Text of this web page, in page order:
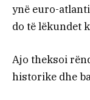
ynë euro-
do të lëkundet
Ajo theksoi
historike dhe